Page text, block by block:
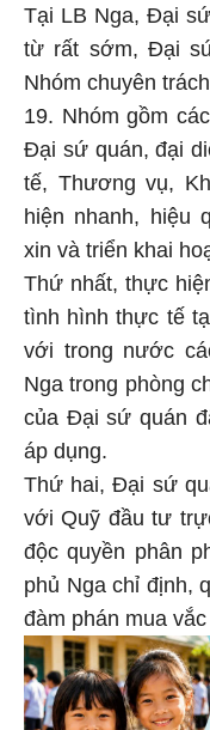
Tại LB Nga, Đại
từ rất sớm, Đại
Nhóm chuyên
19. Nhóm gồm
Đại sứ quán, đại
tế, Thương vụ,
hiện nhanh, hiệu
xin và triển khai
Thứ nhất, thực
tình hình thực tế
với trong nước
Nga trong phòng
của Đại sứ quán
áp dụng.
Thứ hai, Đại sứ
với Quỹ đầu tư
độc quyền phân
phủ Nga chỉ định,
đàm phán mua